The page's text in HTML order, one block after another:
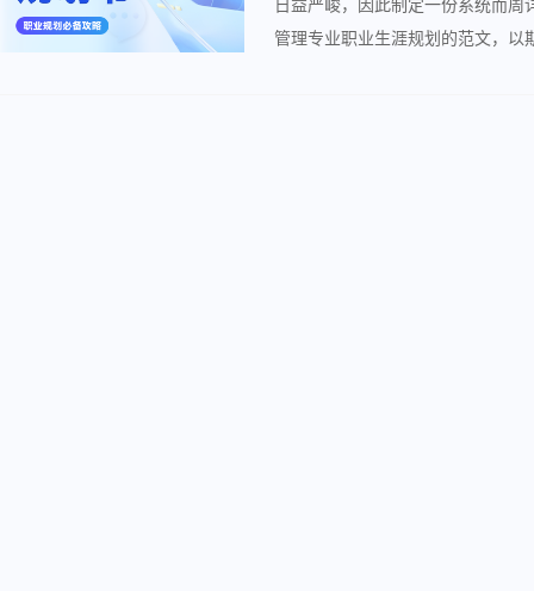
日益严峻，因此制定一份系统而
管理专业职业生涯规划的范文，以